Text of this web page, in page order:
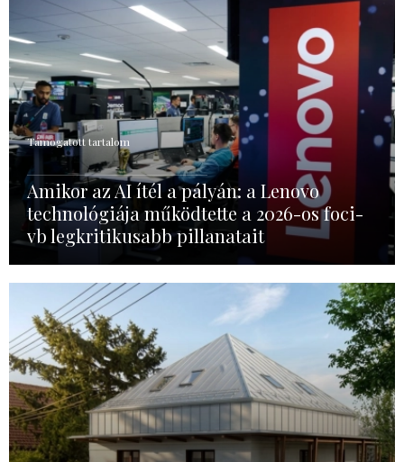
Támogatott tartalom
Amikor az AI ítél a pályán: a Lenovo
technológiája működtette a 2026-os foci-
vb legkritikusabb pillanatait